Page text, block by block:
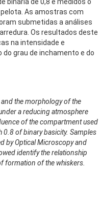
As amostras com
submetidas a análises
Os resultados deste
na intensidade e
grau de inchamento e do
the morphology of the
a reducing atmosphere
of the compartment used
of binary basicity. Samples
by Optical Microscopy and
identify the relationship
formation of the whiskers.